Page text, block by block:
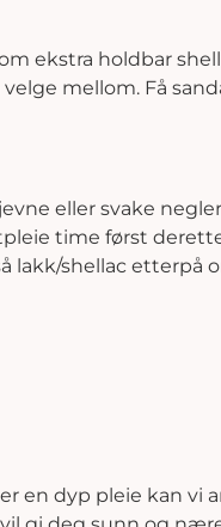
ekstra holdbar
mellom. Få
eller svake
time først
lakk/shellac etterpå
en dyp pleie kan vi